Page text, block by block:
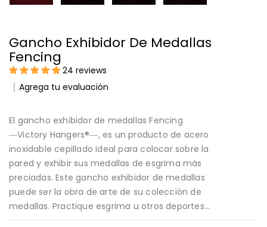
Gancho Exhibidor De Medallas
Fencing
24 reviews
Agrega tu evaluación
El gancho exhibidor de medallas Fencing
―Victory Hangers®―, es un producto de acero
inoxidable cepillado ideal para colocar sobre la
pared y exhibir sus medallas de esgrima más
preciadas. Este gancho exhibidor de medallas
puede ser la obra de arte de su colección de
medallas. Practique esgrima u otros deportes...